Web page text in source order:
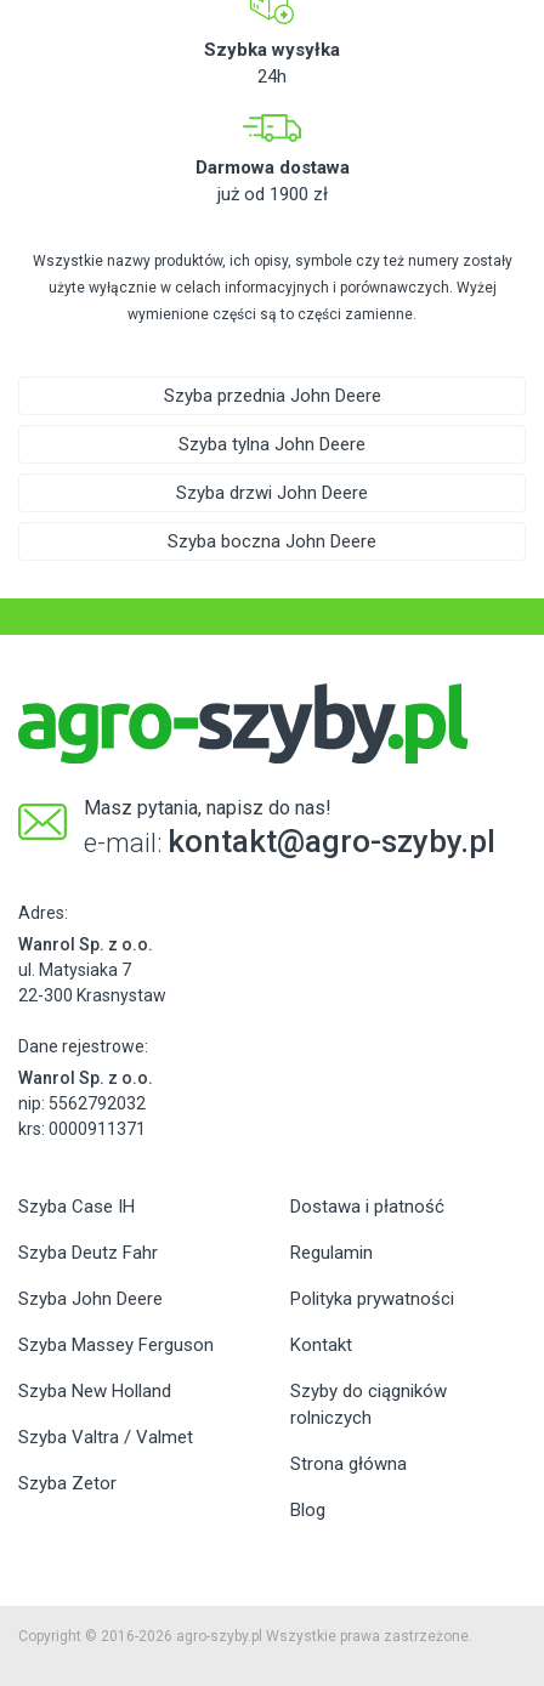
Szybka wysyłka
24h
Darmowa dostawa
już od 1900 zł
Wszystkie nazwy produktów, ich opisy, symbole czy też numery zostały
użyte wyłącznie w celach informacyjnych i porównawczych. Wyżej
wymienione części są to części zamienne.
Szyba przednia John Deere
Szyba tylna John Deere
Szyba drzwi John Deere
Szyba boczna John Deere
Masz pytania, napisz do nas!
e-mail: kontakt@agro-szyby.pl
Adres:
Wanrol Sp. z o.o.
ul. Matysiaka 7
22-300 Krasnystaw
Dane rejestrowe:
Wanrol Sp. z o.o.
nip: 5562792032
krs: 0000911371
Szyba Case IH
Szyba Deutz Fahr
Szyba John Deere
Szyba Massey Ferguson
Szyba New Holland
Szyba Valtra / Valmet
Szyba Zetor
Dostawa i płatność
Regulamin
Polityka prywatności
Kontakt
Szyby do ciągników
rolniczych
Strona główna
Blog
Copyright © 2016-2026 agro-szyby.pl Wszystkie prawa zastrzeżone.